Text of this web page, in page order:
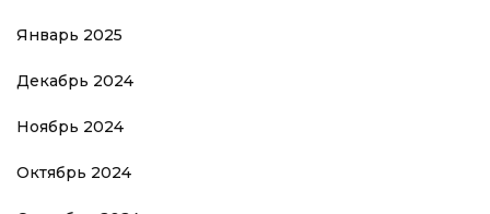
Январь 2025
Декабрь 2024
Ноябрь 2024
Октябрь 2024